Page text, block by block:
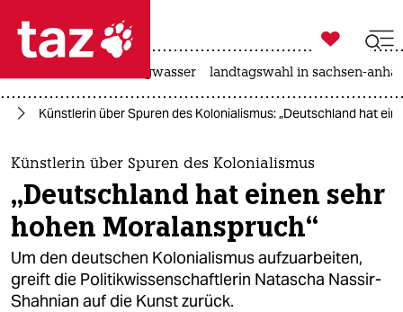
 taz zahl ich
taz zahl ich
themen
politik
öko
gesellschaft

taz zahl ich
niedrigwasser landtagswahl in sachsen-
Künstlerin über Spuren des Kolonialismus: „Deutschland hat
Künstlerin über Spuren des Kolonialismus
„Deutschland hat einen sehr
hohen Moralanspruch“
Um den deutschen Kolonialismus aufzuarbeiten,
greift die Politikwissenschaftlerin Natascha Nassir-
Shahnian auf die Kunst zurück.